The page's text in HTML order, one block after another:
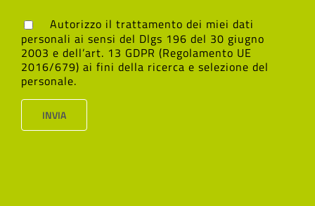
Autorizzo il trattamento dei miei dati
personali ai sensi del Dlgs 196 del 30 giugno
2003 e dell’art. 13 GDPR (Regolamento UE
2016/679) ai fini della ricerca e selezione del
personale.